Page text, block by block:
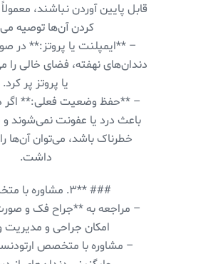
قابل پایین آوردن نباشند،
کردن آن‌ها توصیه
– **ایمپلنت یا پروتز:** در
دندان‌های نهفته، فضای خالی را
یا پروتز پر کرد.
– **حفظ وضعیت فعلی:** اگر
باعث درد یا عفونت نمی‌شوند و
خطرناک باشد، می‌توان آن‌ها
داشت.
### **۳. مشاوره با متخصصان**
– مراجعه به **جراح فک و
امکان جراحی و
– مشاوره با متخصص